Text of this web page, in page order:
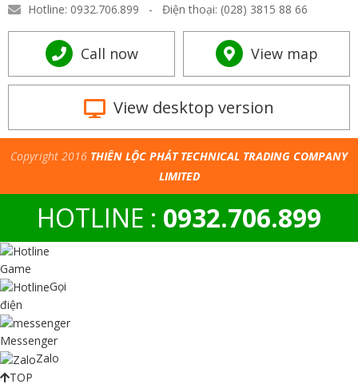
Hotline: 0932.706.899 - Điện thoại: (028) 3815 88 66
Call now View map
View desktop version
Copyright 2016 THIÊN LỘC PHÁT TECHNICAL TRADING COMPANY
LIMITED
HOTLINE : 0932.706.899
Game
Gọi
điện
Messenger
Zalo
TOP